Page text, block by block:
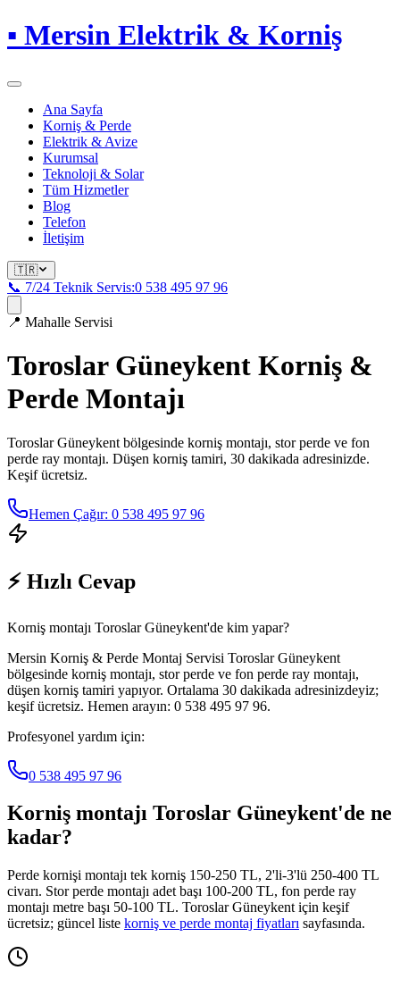
▪ Mersin Elektrik & Korniş
Ana Sayfa
Korniş & Perde
Elektrik & Avize
Kurumsal
Teknoloji & Solar
Tüm Hizmetler
Blog
Telefon
İletişim
🇹🇷
📞 7/24 Teknik Servis:0 538 495 97 96
📍 Mahalle Servisi
Toroslar Güneykent Korniş &
Perde Montajı
Toroslar Güneykent bölgesinde korniş montajı, stor perde ve fon
perde ray montajı. Düşen korniş tamiri, 30 dakikada adresinizde.
Keşif ücretsiz.
Hemen Çağır: 0 538 495 97 96
⚡ Hızlı Cevap
Korniş montajı Toroslar Güneykent'de kim yapar?
Mersin Korniş & Perde Montaj Servisi Toroslar Güneykent
bölgesinde korniş montajı, stor perde ve fon perde ray montajı,
düşen korniş tamiri yapıyor. Ortalama 30 dakikada adresinizdeyiz;
keşif ücretsiz. Hemen arayın: 0 538 495 97 96.
Profesyonel yardım için:
0 538 495 97 96
Korniş montajı Toroslar Güneykent'de ne
kadar?
Perde kornişi montajı tek korniş 150-250 TL, 2'li-3'lü 250-400 TL
civarı. Stor perde montajı adet başı 100-200 TL, fon perde ray
montajı metre başı 50-100 TL. Toroslar Güneykent için keşif
ücretsiz; güncel liste korniş ve perde montaj fiyatları sayfasında.